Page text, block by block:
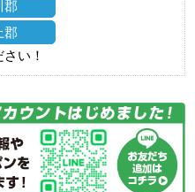
郡
郡
い！